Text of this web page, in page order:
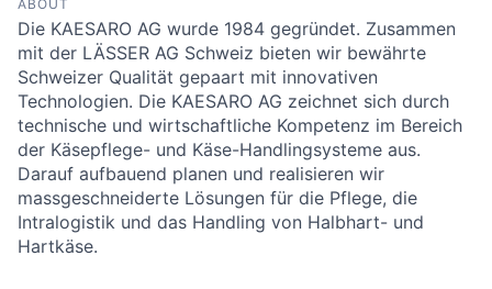
ABOUT
Die KAESARO AG wurde 1984 gegründet. Zusammen
mit der LÄSSER AG Schweiz bieten wir bewährte
Schweizer Qualität gepaart mit innovativen
Technologien. Die KAESARO AG zeichnet sich durch
technische und wirtschaftliche Kompetenz im Bereich
der Käsepflege- und Käse-Handlingsysteme aus.
Darauf aufbauend planen und realisieren wir
massgeschneiderte Lösungen für die Pflege, die
Intralogistik und das Handling von Halbhart- und
Hartkäse.